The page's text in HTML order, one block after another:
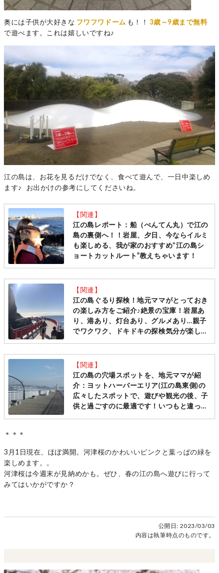
奥には子供が大好きな フワフワドーム も！！
3歳～9歳まで無料
で遊べます。これは嬉しいですね♪
江の島は、お花を見るだけでなく、食べて遊んで、一日中楽しめ
ます♪ お出かけの参考にしてくださいね。
【関連】
江の島レポート：船（べんてん丸）で江の
島の裏側へ！！岩屋、夕日、今ならイルミ
も楽しめる、我が家のおすすめ"江の島シ
ョートカットルート”教えちゃいます！
【関連】
江の島ぐるり探検！地元ママがとっておき
の楽しみ方をご紹介♪絶景の宝庫！岩屋あ
り、港あり、灯台あり、グルメあり…親子
でワクワク、ドキドキの探検気分が楽しめ
【関連】
江の島の穴場スポットを、地元ママが紹
介：ヨットハーバーエリア(江の島東側)の
広々したスポットで、遊びや観光の後、子
供と過ごすのに最適です！いつもと違った
＊＊＊
3月1日現在、ほぼ満開。河津桜のかわいいピンクと葉っぱの緑を
楽しめます。。
河津桜は今週末が見納めかも。ぜひ、春の江の島へ遊びに行って
みてはいかがですか？
公開日:2023/03/03
内容は執筆時点のものです。